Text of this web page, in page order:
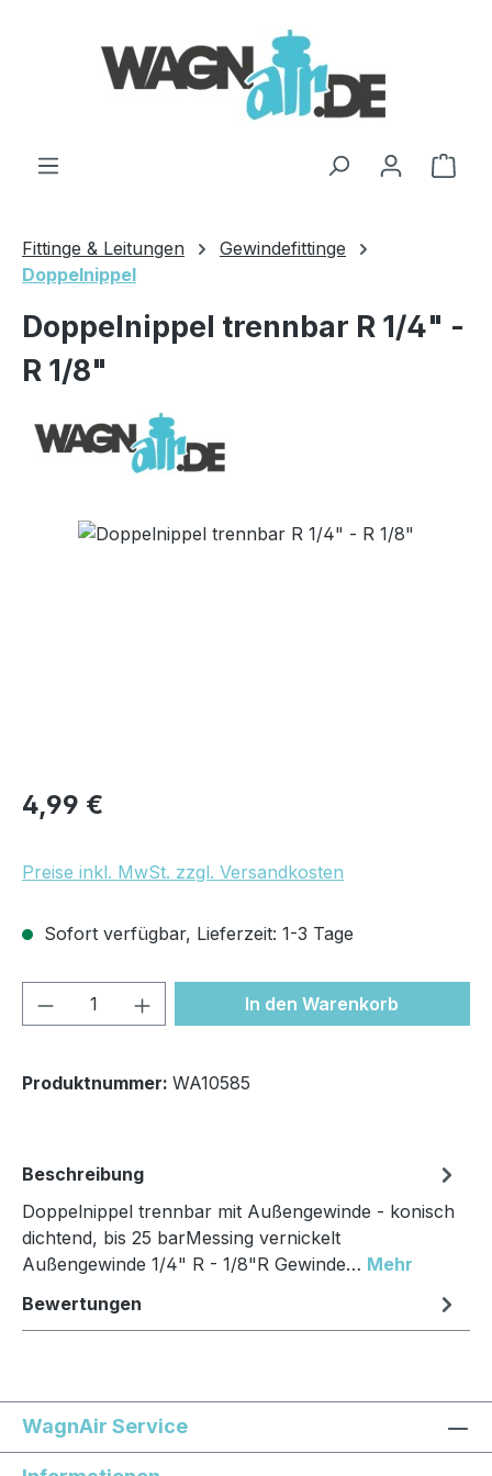
Fittinge & Leitungen
Gewindefittinge
Doppelnippel
Doppelnippel trennbar R 1/4" -
R 1/8"
Bildergalerie überspringen
Regulärer Preis:
4,99 €
Preise inkl. MwSt. zzgl. Versandkosten
Sofort verfügbar, Lieferzeit: 1-3 Tage
Produkt Anzahl: Gib denIn den Warenkorb
Produktnummer: WA10585
Beschreibung
Doppelnippel trennbar mit Außengewinde - konisch
dichtend, bis 25 barMessing vernickelt
Außengewinde 1/4" R - 1/8"R Gewinde… Mehr
Bewertungen
WagnAir Service